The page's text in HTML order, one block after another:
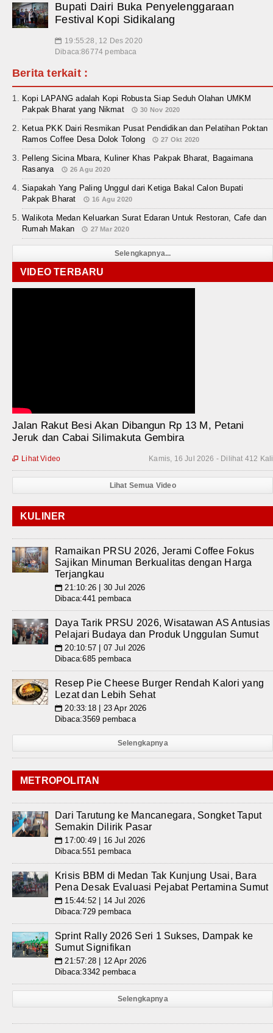
Bupati Dairi Buka Penyelenggaraan
Festival Kopi Sidikalang
📅 19:55:28, 12 Des 2020
Dibaca:86774 pembaca
Berita terkait :
Kopi LAPANG adalah Kopi Robusta Siap Seduh Olahan UMKM
Pakpak Bharat yang Nikmat
30 Nov 2020
Ketua PKK Dairi Resmikan Pusat Pendidikan dan Pelatihan Poktan
Ramos Coffee Desa Dolok Tolong
27 Okt 2020
Pelleng Sicina Mbara, Kuliner Khas Pakpak Bharat, Bagaimana
Rasanya
26 Agu 2020
Siapakah Yang Paling Unggul dari Ketiga Bakal Calon Bupati
Pakpak Bharat
16 Agu 2020
Walikota Medan Keluarkan Surat Edaran Untuk Restoran, Cafe dan
Rumah Makan
27 Mar 2020
Selengkapnya...
VIDEO TERBARU
Jalan Rakut Besi Akan Dibangun Rp 13 M, Petani
Jeruk dan Cabai Silimakuta Gembira
Kamis, 16 Jul 2026 - Dilihat 412 Kali
 Lihat Video
Lihat Semua Video
KULINER
Ramaikan PRSU 2026, Jerami Coffee Fokus
Sajikan Minuman Berkualitas dengan Harga
Terjangkau
📅 21:10:26 | 30 Jul 2026
Dibaca:441 pembaca
Daya Tarik PRSU 2026, Wisatawan AS Antusias
Pelajari Budaya dan Produk Unggulan Sumut
📅 20:10:57 | 07 Jul 2026
Dibaca:685 pembaca
Resep Pie Cheese Burger Rendah Kalori yang
Lezat dan Lebih Sehat
📅 20:33:18 | 23 Apr 2026
Dibaca:3569 pembaca
Selengkapnya
METROPOLITAN
Dari Tarutung ke Mancanegara, Songket Taput
Semakin Dilirik Pasar
📅 17:00:49 | 16 Jul 2026
Dibaca:551 pembaca
Krisis BBM di Medan Tak Kunjung Usai, Bara
Pena Desak Evaluasi Pejabat Pertamina Sumut
📅 15:44:52 | 14 Jul 2026
Dibaca:729 pembaca
Sprint Rally 2026 Seri 1 Sukses, Dampak ke
Sumut Signifikan
📅 21:57:28 | 12 Apr 2026
Dibaca:3342 pembaca
Selengkapnya